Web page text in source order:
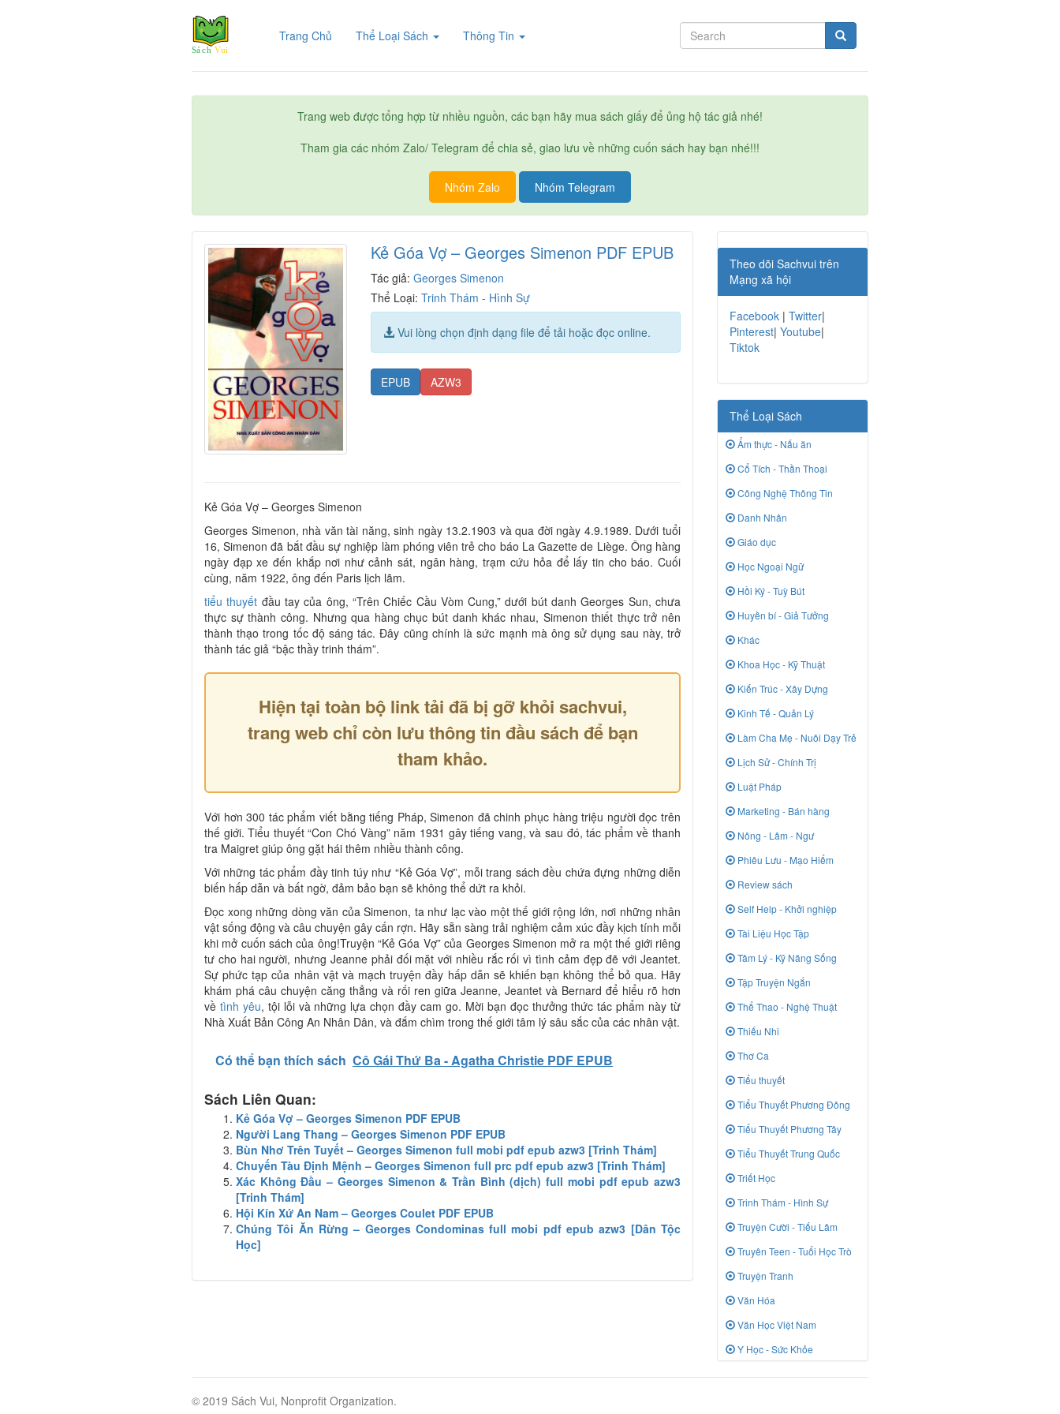
Trang Chủ (current)Thể Loại Sách Thông Tin
Trang web được tổng hợp từ nhiều nguồn, các bạn hãy mua sách giấy để ủng hộ tác giả nhé!
Tham gia các nhóm Zalo/ Telegram để chia sẻ, giao lưu về những cuốn sách hay bạn nhé!!!
Nhóm Zalo Nhóm Telegram
Kẻ Góa Vợ – Georges Simenon PDF EPUB
Tác giả:Georges Simenon
Thể Loại:Trinh Thám - Hình Sự
Vui lòng chọn định dạng file để tải hoặc đọc online.
EPUB AZW3
Kẻ Góa Vợ – Georges Simenon
Georges Simenon, nhà văn tài năng, sinh ngày 13.2.1903 và qua đời ngày 4.9.1989. Dưới tuổi
16, Simenon đã bắt đầu sự nghiệp làm phóng viên trẻ cho báo La Gazette de Liège. Ông hàng
ngày đạp xe đến khắp nơi như cảnh sát, ngân hàng, trạm cứu hỏa để lấy tin cho báo. Cuối
cùng, năm 1922, ông đến Paris lịch lãm.
tiểu thuyết đầu tay của ông, “Trên Chiếc Cầu Vòm Cung,” dưới bút danh Georges Sun, chưa
thực sự thành công. Nhưng qua hàng chục bút danh khác nhau, Simenon thiết thực trở nên
thành thạo trong tốc độ sáng tác. Đây cũng chính là sức mạnh mà ông sử dụng sau này, trở
thành tác giả “bậc thầy trinh thám”.
Hiện tại toàn bộ link tải đã bị gỡ khỏi sachvui,
trang web chỉ còn lưu thông tin đầu sách để bạn
tham khảo.
Với hơn 300 tác phẩm viết bằng tiếng Pháp, Simenon đã chinh phục hàng triệu người đọc trên
thế giới. Tiểu thuyết “Con Chó Vàng” năm 1931 gây tiếng vang, và sau đó, tác phẩm về thanh
tra Maigret giúp ông gặt hái thêm nhiều thành công.
Với những tác phẩm đầy tinh túy như “Kẻ Góa Vợ”, mỗi trang sách đều chứa đựng những diễn
biến hấp dẫn và bất ngờ, đảm bảo bạn sẽ không thể dứt ra khỏi.
Đọc xong những dòng văn của Simenon, ta như lạc vào một thế giới rộng lớn, nơi những nhân
vật sống động và câu chuyện gây cấn rợn. Hãy sẵn sàng trải nghiệm cảm xúc đầy kịch tính mỗi
khi mở cuốn sách của ông!Truyện “Kẻ Góa Vợ” của Georges Simenon mở ra một thế giới riêng
tư cho hai người, nhưng Jeanne phải đối mặt với nhiều rắc rối vì tình cảm đẹp đẽ với Jeantet.
Sự phức tạp của nhân vật và mạch truyện đầy hấp dẫn sẽ khiến bạn không thể bỏ qua. Hãy
khám phá câu chuyện căng thẳng và rối ren giữa Jeanne, Jeantet và Bernard để hiểu rõ hơn
về tình yêu, tội lỗi và những lựa chọn đầy cam go. Mời bạn đọc thưởng thức tác phẩm này từ
Nhà Xuất Bản Công An Nhân Dân, và đắm chìm trong thế giới tâm lý sâu sắc của các nhân vật.
Có thể bạn thích sách Cô Gái Thứ Ba - Agatha Christie PDF EPUB
Sách Liên Quan:
Kẻ Góa Vợ – Georges Simenon PDF EPUB
Người Lang Thang – Georges Simenon PDF EPUB
Bùn Nhơ Trên Tuyết – Georges Simenon full mobi pdf epub azw3 [Trinh Thám]
Chuyến Tàu Định Mệnh – Georges Simenon full prc pdf epub azw3 [Trinh Thám]
Xác Không Đầu – Georges Simenon & Trần Bình (dịch) full mobi pdf epub azw3
[Trinh Thám]
Hội Kín Xứ An Nam – Georges Coulet PDF EPUB
Chúng Tôi Ăn Rừng – Georges Condominas full mobi pdf epub azw3 [Dân Tộc
Học]
Theo dõi Sachvui trên
Mạng xã hội
Facebook | Twitter|
Pinterest| Youtube|
Tiktok
Thể Loại Sách
Ẩm thực - Nấu ăn
Cổ Tích - Thần Thoại
Công Nghệ Thông Tin
Danh Nhân
Giáo dục
Học Ngoại Ngữ
Hồi Ký - Tuỳ Bút
Huyền bí - Giả Tưởng
Khác
Khoa Học - Kỹ Thuật
Kiến Trúc - Xây Dựng
Kinh Tế - Quản Lý
Làm Cha Mẹ - Nuôi Dạy Trẻ
Lịch Sử - Chính Trị
Luật Pháp
Marketing - Bán hàng
Nông - Lâm - Ngư
Phiêu Lưu - Mạo Hiểm
Review sách
Self Help - Khởi nghiệp
Tài Liệu Học Tập
Tâm Lý - Kỹ Năng Sống
Tập Truyện Ngắn
Thể Thao - Nghệ Thuật
Thiếu Nhi
Thơ Ca
Tiểu thuyết
Tiểu Thuyết Phương Đông
Tiểu Thuyết Phương Tây
Tiểu Thuyết Trung Quốc
Triết Học
Trinh Thám - Hình Sự
Truyện Cười - Tiếu Lâm
Truyên Teen - Tuổi Học Trò
Truyện Tranh
Văn Hóa
Văn Học Việt Nam
Y Học - Sức Khỏe
© 2019 Sách Vui, Nonprofit Organization.